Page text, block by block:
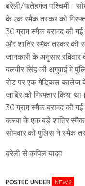
बरेली/फतेहगंज पश्चिमी।
के एक स्मैक तस्कर को
30 ग्राम स्मैक बरामद की
और शातिर स्मैक तस्कर की
जानकारी के अनुसार रविवार
बलवीर सिंह की अगुवाई मे
रोड पर एक मेडिकल कालेज के
जाबिर को गिरफ्तार किया
30 ग्राम स्मैक बरामद की
कस्बा के एक बड़े शातिर
सोमवार को पुलिस ने स्मैक
बरेली से कपिल यादव
POSTED UNDER NEWS